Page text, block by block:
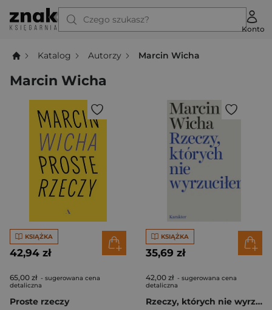
Czego szukasz?
Konto
Katalog Autorzy Marcin Wicha
Marcin Wicha
KSIĄŻKA
42,94 zł
65,00 zł - sugerowana cena
detaliczna
Proste rzeczy
KSIĄŻKA
35,69 zł
42,00 zł - sugerowana cena
detaliczna
Rzeczy, których nie wyrzuciłem